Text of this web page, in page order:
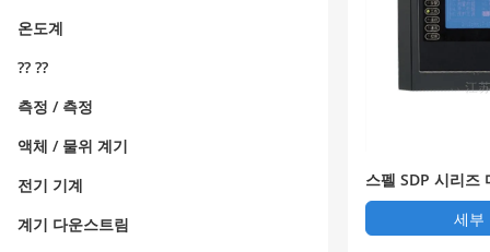
온도계
?? ??
측정 / 측정
액체 / 물위 계기
전기 기계
계기 다운스트림
스펠 SDP 시리즈
보호 장치
세부